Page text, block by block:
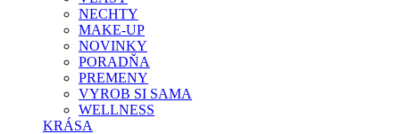
NECHTY
MAKE-UP
NOVINKY
PORADŇA
PREMENY
VYROB SI SAMA
WELLNESS
KRÁSA